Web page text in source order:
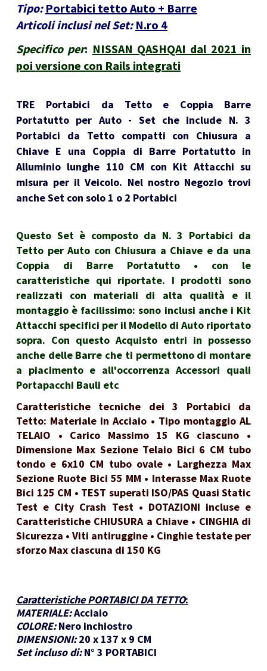
Tipo: Portabici tetto Auto + Barre
Articoli inclusi nel Set: N.ro 4
Specifico per: NISSAN QASHQAI dal 2021 in
poi versione con Rails integrati
TRE Portabici da Tetto e Coppia Barre
Portatutto per Auto - Set che include N. 3
Portabici da Tetto compatti con Chiusura a
Chiave E una Coppia di Barre Portatutto in
Alluminio lunghe 110 CM con Kit Attacchi su
misura per il Veicolo. Nel nostro Negozio trovi
anche Set con solo 1 o 2 Portabici
Questo Set è composto da N. 3 Portabici da
Tetto per Auto con Chiusura a Chiave e da una
Coppia di Barre Portatutto • con le
caratteristiche qui riportate. I prodotti sono
realizzati con materiali di alta qualità e il
montaggio è facilissimo: sono inclusi anche i Kit
Attacchi specifici per il Modello di Auto riportato
sopra. Con questo Acquisto entri in possesso
anche delle Barre che ti permettono di montare
a piacimento e all'occorrenza Accessori quali
Portapacchi Bauli etc
Caratteristiche tecniche dei 3 Portabici da
Tetto: Materiale in Acciaio • Tipo montaggio AL
TELAIO • Carico Massimo 15 KG ciascuno •
Dimensione Max Sezione Telaio Bici 6 CM tubo
tondo e 6x10 CM tubo ovale • Larghezza Max
Sezione Ruote Bici 55 MM • Interasse Max Ruote
Bici 125 CM • TEST superati ISO/PAS Quasi Static
Test e City Crash Test • DOTAZIONI incluse e
Caratteristiche CHIUSURA a Chiave • CINGHIA di
Sicurezza • Viti antiruggine • Cinghie testate per
sforzo Max ciascuna di 150 KG
Caratteristiche PORTABICI DA TETTO:
MATERIALE:Acciaio
COLORE: Nero inchiostro
DIMENSIONI: 20 x 137 x 9 CM
Set incluso di: N° 3 PORTABICI